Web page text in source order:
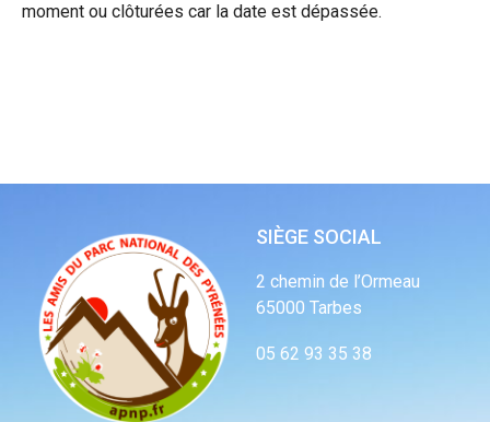
moment ou clôturées car la date est dépassée.
SIÈGE SOCIAL
2 chemin de l’Ormeau
65000 Tarbes
05 62 93 35 38